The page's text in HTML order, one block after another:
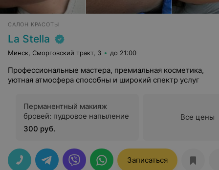
САЛОН КРАСОТЫ
La Stella
Минск, Сморговский тракт, 3 до 21:00
Профессиональные мастера, премиальная косметика,
уютная атмосфера способны и широкий спектр услуг
Перманентный макияж
бровей: пудровое напыление
300 руб.
Все цены
Записаться